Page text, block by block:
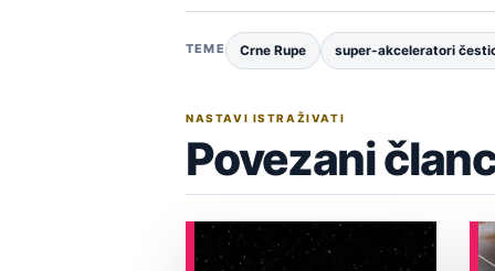
TEME Crne Rupe super-akceleratori
NASTAVI ISTRAŽIVATI
Povezani